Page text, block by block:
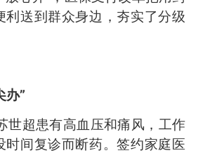
利送到群众身边，夯实了分级
办”
超患有高血压和痛风，工作
时间复诊而断药。签约家庭医